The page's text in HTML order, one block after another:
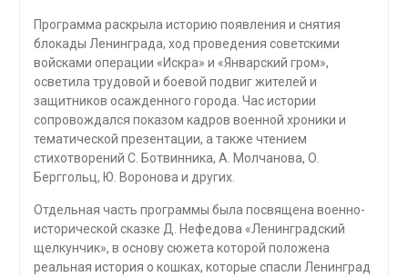
Программа раскрыла историю появления и снятия
блокады Ленинграда, ход проведения советскими
войсками операции «Искра» и «Январский гром»,
осветила трудовой и боевой подвиг жителей и
защитников осажденного города. Час истории
сопровождался показом кадров военной хроники и
тематической презентации, а также чтением
стихотворений С. Ботвинника, А. Молчанова, О.
Берггольц, Ю. Воронова и других.
Отдельная часть программы была посвящена военно-
исторической сказке Д. Нефедова «Ленинградский
щелкунчик», в основу сюжета которой положена
реальная история о кошках, которые спасли Ленинград